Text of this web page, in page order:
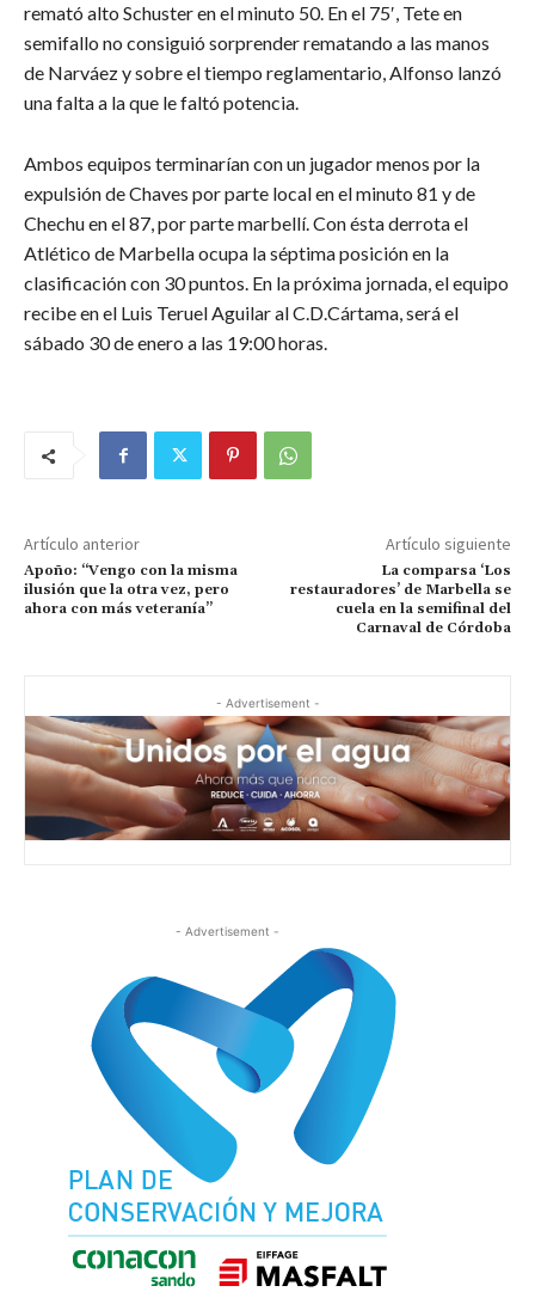
remató alto Schuster en el minuto 50. En el 75′, Tete en
semifallo no consiguió sorprender rematando a las manos
de Narváez y sobre el tiempo reglamentario, Alfonso lanzó
una falta a la que le faltó potencia.
Ambos equipos terminarían con un jugador menos por la
expulsión de Chaves por parte local en el minuto 81 y de
Chechu en el 87, por parte marbellí. Con ésta derrota el
Atlético de Marbella ocupa la séptima posición en la
clasificación con 30 puntos. En la próxima jornada, el equipo
recibe en el Luis Teruel Aguilar al C.D.Cártama, será el
sábado 30 de enero a las 19:00 horas.
Artículo anterior
Apoño: “Vengo con la misma
ilusión que la otra vez, pero
ahora con más veteranía”
Artículo siguiente
La comparsa ‘Los
restauradores’ de Marbella se
cuela en la semifinal del
Carnaval de Córdoba
- Advertisement -
- Advertisement -